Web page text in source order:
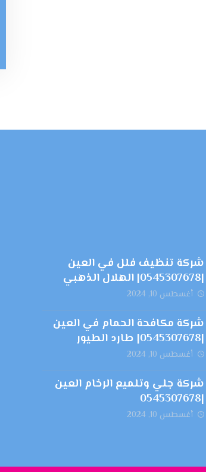
شركة تنظيف فلل في العين
|0545307678| الهلال الذهبي
أغسطس 10, 2024
شركة مكافحة الحمام في العين
|0545307678| طارد الطيور
أغسطس 10, 2024
شركة جلي وتلميع الرخام العين
|0545307678
أغسطس 10, 2024